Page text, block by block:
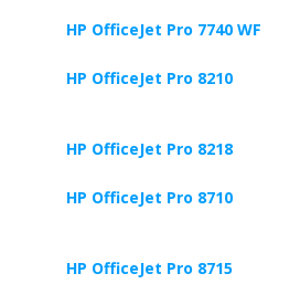
HP OfficeJet Pro 7740 WF
HP OfficeJet Pro 8210
HP OfficeJet Pro 8218
HP OfficeJet Pro 8710
HP OfficeJet Pro 8715